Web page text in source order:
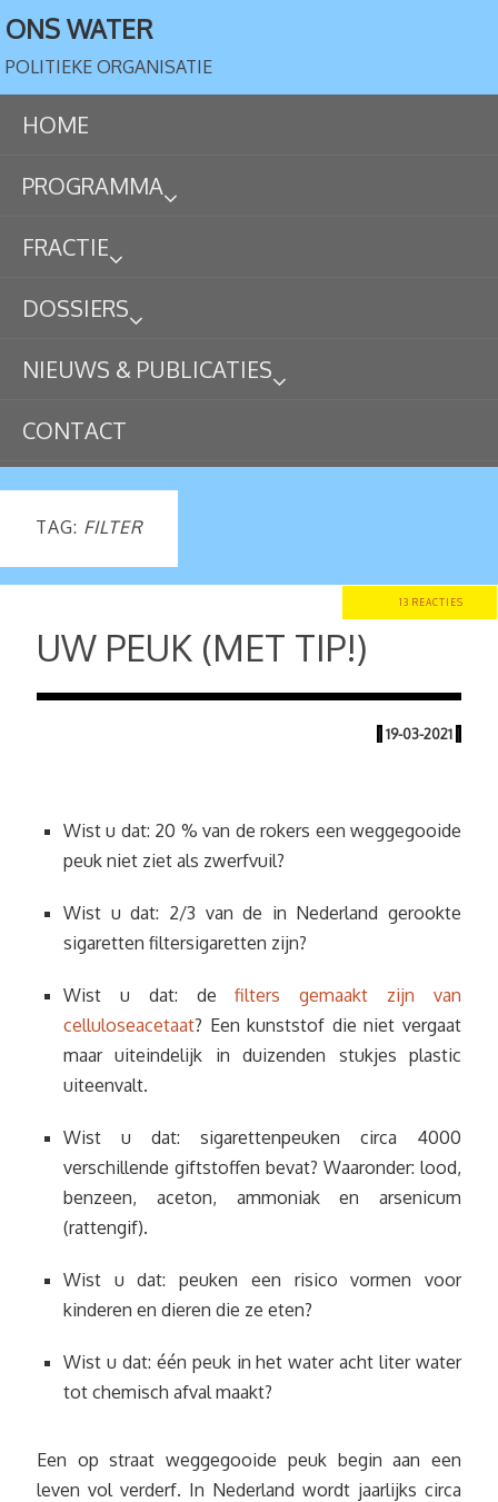
ONS WATER
POLITIEKE ORGANISATIE
HOME
PROGRAMMA
FRACTIE
DOSSIERS
NIEUWS & PUBLICATIES
CONTACT
TAG: FILTER
13 REACTIES
UW PEUK (MET TIP!)
| 19-03-2021 |
Wist u dat: 20 % van de rokers een weggegooide
peuk niet ziet als zwerfvuil?
Wist u dat: 2/3 van de in Nederland gerookte
sigaretten filtersigaretten zijn?
Wist u dat: defilters gemaakt zijn van
celluloseacetaat? Een kunststof die niet vergaat
maar uiteindelijk in duizenden stukjes plastic
uiteenvalt.
Wist u dat: sigarettenpeuken circa 4000
verschillende giftstoffen bevat? Waaronder: lood,
benzeen, aceton, ammoniak en arsenicum
(rattengif).
Wist u dat: peuken een risico vormen voor
kinderen en dieren die ze eten?
Wist u dat: één peuk in het water acht liter water
tot chemisch afval maakt?
Een op straat weggegooide peuk begin aan een
leven vol verderf. In Nederland wordt jaarlijks circa